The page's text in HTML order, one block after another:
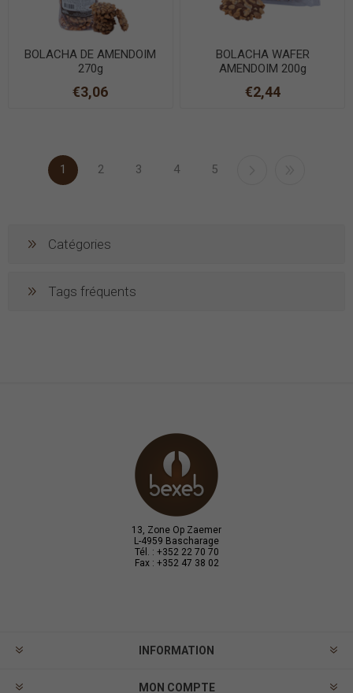
BOLACHA DE AMENDOIM
270g
€3,06
BOLACHA WAFER
AMENDOIM 200g
€2,44
1 2 3 4 5
Catégories
Tags fréquents
13, Zone Op Zaemer
L-4959 Bascharage
Tél. : +352 22 70 70
Fax : +352 47 38 02
INFORMATION
MON COMPTE